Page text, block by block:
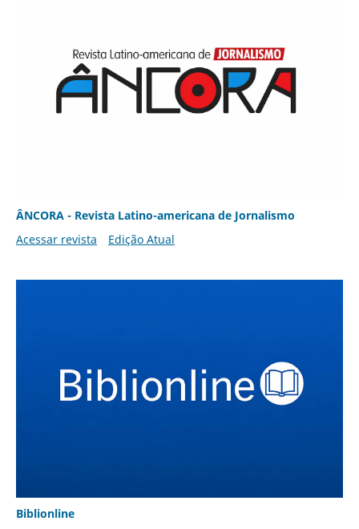
ÂNCORA - Revista Latino-americana de Jornalismo
Acessar revista
Edição Atual
Biblionline